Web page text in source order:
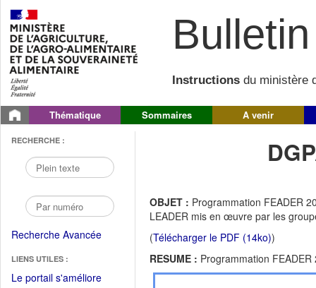
Instructions du ministère
Thématique Sommaires A venir
RECHERCHE :
Recherche Avancée
LIENS UTILES :
Le portail s'améliore(Fichier
OBJET : Programmation FEADER
LEADER mis en œuvre par les
(Télécharger le PDF (14ko))
RESUME : Programmation